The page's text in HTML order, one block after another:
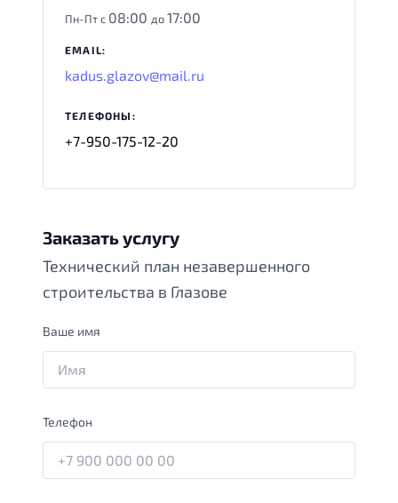
Пн-Пт с 08:00 до17:00
EMAIL:
kadus.glazov@mail.ru
ТЕЛЕФОНЫ:
+7-950-175-12-20
Заказать услугу
Технический план незавершенного
строительства в Глазове
Ваше имя
Телефон